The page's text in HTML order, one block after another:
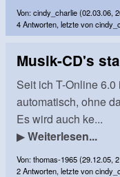
Von: cindy_charlie (02.03.06,
4 Antworten, letzte von
Musik-CD's
Seit ich T-Online
automatisch, ohne
Es wird auch ke...
▶Weiterlesen...
Von: thomas-1965 (29.12.05,
2 Antworten, letzte von